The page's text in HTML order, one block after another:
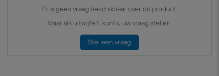
Er is geen vraag beschikbaar over dit product.
Maar als u twijfelt, kunt u uw vraag stellen.
Stel een vraag